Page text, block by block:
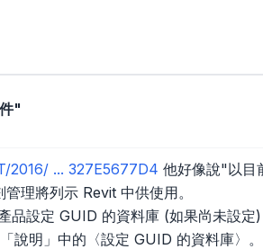
"
2016/ ... 327E5677D4 他好像說"以目
理將列示 Revit 中供使用。
品設定 GUID 的資料庫 (如果尚未設
說明」中的〈設定 GUID 的資料庫〉